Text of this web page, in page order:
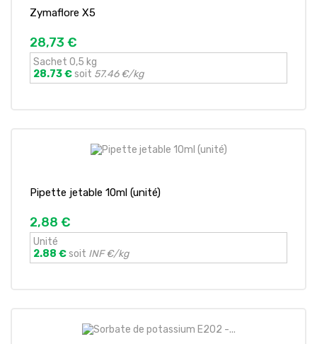
Zymaflore X5
28,73 €
Sachet 0,5 kg
28.73 €soit 57.46 €/kg
Pipette jetable 10ml (unité)
2,88 €
Unité
2.88 €soit INF €/kg